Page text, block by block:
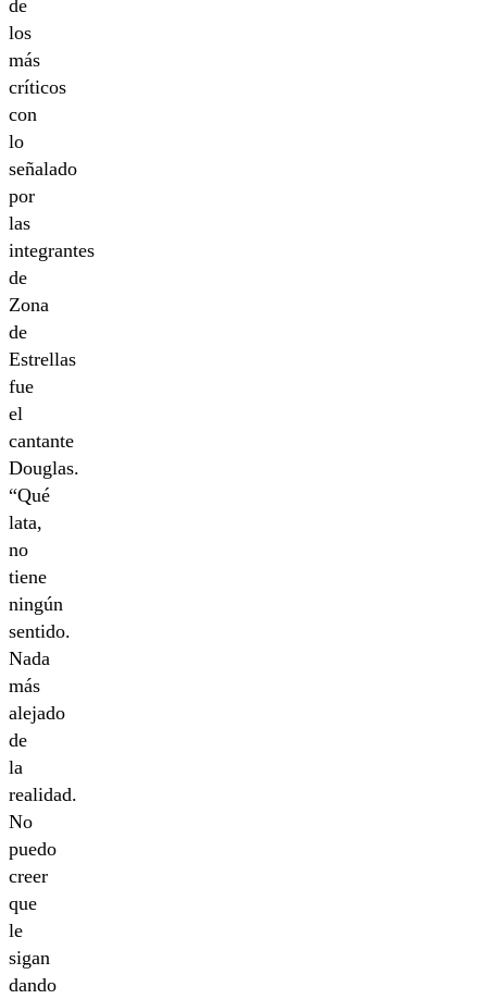
de
los
más
críticos
con
lo
señalado
por
las
integrantes
de
Zona
de
Estrellas
fue
el
cantante
Douglas.
“Qué
lata,
no
tiene
ningún
sentido.
Nada
más
alejado
de
la
realidad.
No
puedo
creer
que
le
sigan
dando